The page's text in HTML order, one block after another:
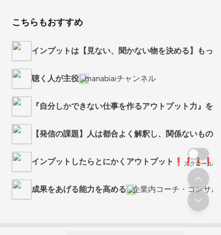
こちらもおすすめ
インプットは【見ない、聞かない物を決める】もっ
聴く人が主役 manabiaiチャンネル
『自分しかできない仕事を作るアウトプット力』を
【発信の課題】人は都合よく解釈し、関係ないもの
インプットしたらとにかくアウトプット❗❗❗❗
成果をあげる能力を高める 企業内コーチ・コンサ
スクロール